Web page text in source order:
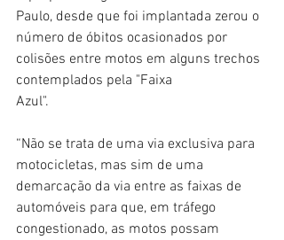
Paulo, desde que foi implantada zerou o
número de óbitos ocasionados por
colisões entre motos em alguns trechos
contemplados pela "Faixa
Azul".
“Não se trata de uma via exclusiva para
motocicletas, mas sim de uma
demarcação da via entre as faixas de
automóveis para que, em tráfego
congestionado, as motos possam